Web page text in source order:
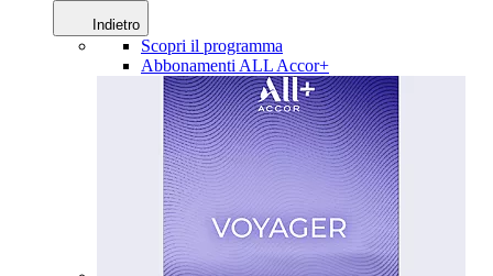
Indietro
Scopri il programma
Abbonamenti ALL Accor+